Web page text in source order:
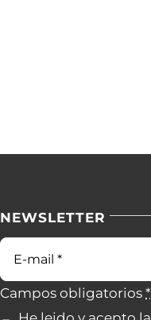
NEWSLETTER
Campos obligatorios*